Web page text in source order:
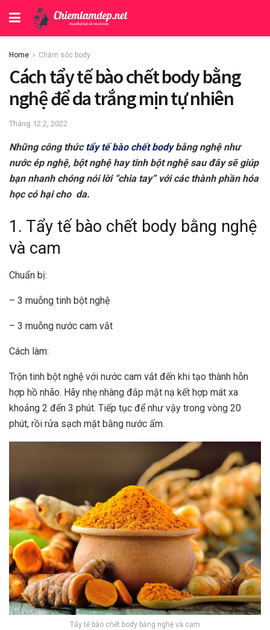
Home Chăm sóc body
Cách tẩy tế bào chết body bằng
nghệ để da trắng mịn tự nhiên
Tháng 12 2, 2022
Những công thứctẩy tế bào chết bodybằng nghệ như
nước ép nghệ, bột nghệ hay tinh bột nghệ sau đây sẽ giúp
bạn nhanh chóng nói lời “chia tay” với các thành phần hóa
học có hại cho da.
1. Tẩy tế bào chết body bằng nghệ
và cam
Chuẩn bị:
– 3 muỗng tinh bột nghệ
– 3 muỗng nước cam vắt
Cách làm:
Trộn tinh bột nghệ với nước cam vắt đến khi tạo thành hỗn
hợp hồ nhão. Hãy nhẹ nhàng đắp mặt nạ kết hợp mát xa
khoảng 2 đến 3 phút. Tiếp tục để như vậy trong vòng 20
phút, rồi rửa sạch mặt bằng nước ấm.
Tẩy tế bào chết body bằng nghệ và cam